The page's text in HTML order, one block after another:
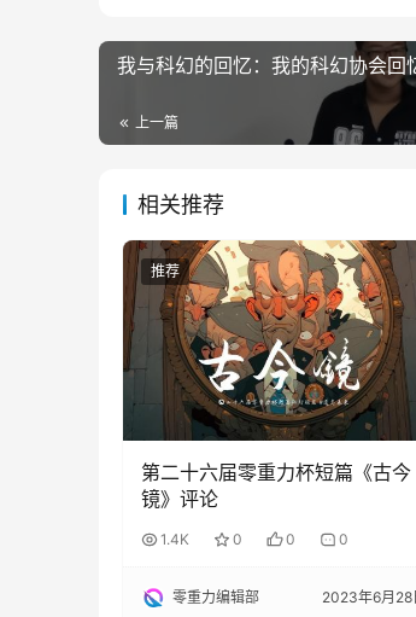
我与科幻的回忆：我的科幻协会回
上一篇
相关推荐
推荐
第二十六届零重力杯短篇《古今
镜》评论
1.4K 0 0 0
零重力编辑部 2023年6月28